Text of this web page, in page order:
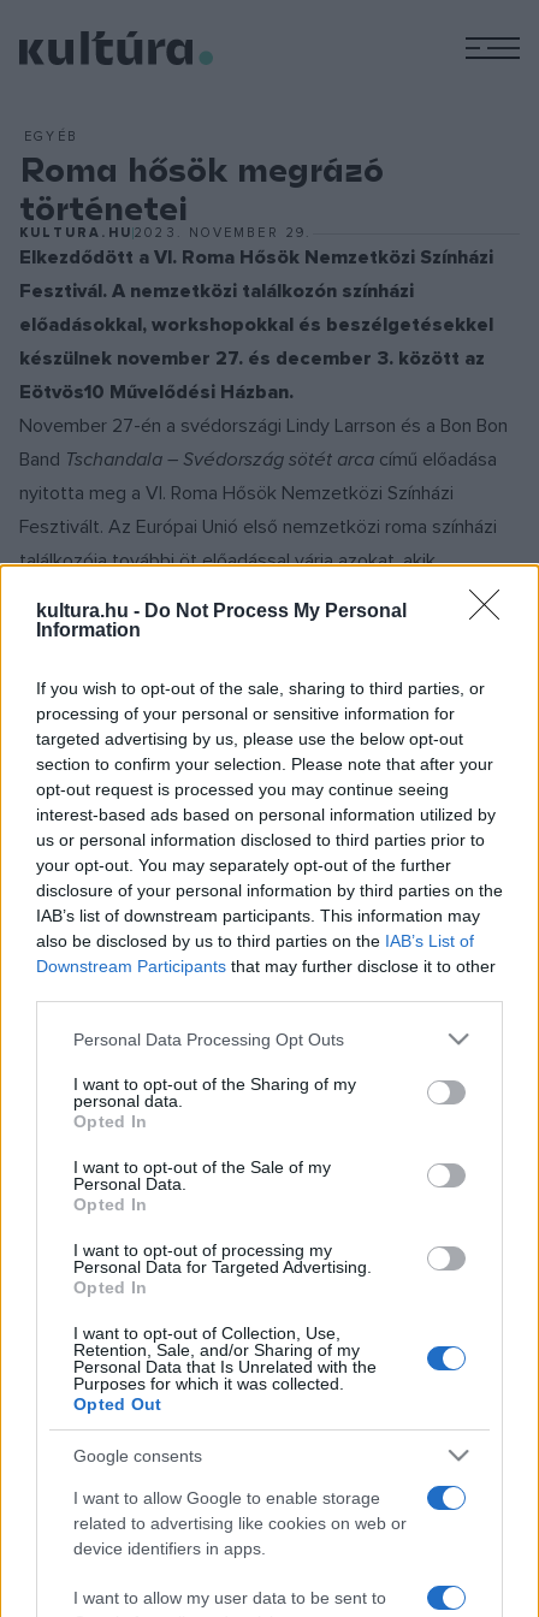
kultura.hu - Do Not Process My Personal
Information
If you wish to opt-out of the sale, sharing to third parties, or
processing of your personal or sensitive information for
targeted advertising by us, please use the below opt-out
section to confirm your selection. Please note that after your
opt-out request is processed you may continue seeing
interest-based ads based on personal information utilized by
us or personal information disclosed to third parties prior to
your opt-out. You may separately opt-out of the further
disclosure of your personal information by third parties on the
IAB’s list of downstream participants. This information may
also be disclosed by us to third parties on the IAB’s List of
Downstream Participants that may further disclose it to other
Please note that this website/app uses one or more Google
not limited to your visit or usage behaviour. You may click to
grant or deny consent to Google and its third-party tags to
use your data for below specified purposes in below Google
consent section.
Personal Data Processing Opt Outs
I want to opt-out of the Sharing of my
personal data.
Opted In
I want to opt-out of the Sale of my
Personal Data.
Opted In
I want to opt-out of processing my
Personal Data for Targeted Advertising.
Opted In
I want to opt-out of Collection, Use,
Retention, Sale, and/or Sharing of my
Personal Data that Is Unrelated with the
Purposes for which it was collected.
Opted Out
Google consents
I want to allow Google to enable storage
related to advertising like cookies on web or
device identifiers in apps.
I want to allow my user data to be sent to
EGYÉB
Roma hősök megrázó
történetei
KULTURA.HU 2023. NOVEMBER 29.
Elkezdődött a VI. Roma Hősök Nemzetközi Színházi
Fesztivál. A nemzetközi találkozón színházi
előadásokkal, workshopokkal és beszélgetésekkel
készülnek november 27. és december 3. között az
Eötvös10 Művelődési Házban.
November 27-én a svédországi Lindy Larrson és a Bon Bon
Band Tschandala – Svédország sötét arca című előadása
nyitotta meg a VI. Roma Hősök Nemzetközi Színházi
Fesztivált. Az Európai Unió első nemzetközi roma színházi
találkozója további öt előadással várja azokat, akik
szeretnének új világokat megismerni, és nem riadnak vissza
attól, hogy felülvizsgálják saját nézeteiket. Az előadásokat
Gryllus Dorka és Bari Jutka vezetésével.
Olasz, svéd, román és magyar produkciók mesélik el saját
történeteiket, hogy a tapasztalatok mentén meginduljon a
párbeszéd. A fesztivál idén a generációkat választotta
mottójául.
Az előadások között találunk generációs drámát a magyar
országépítőkről (Országépítők), tabudöntögető
beszélgetést a szexualitásról és a szüzesség mítoszáról
TikTokra kattanva) vagy akár a roma nők
Kisebbségek színházi (ön)reprezentációja
workshopon választ kaphatunk arra, hogyan érvényesíthetik
magukat a kisebbségek az Egyesült Államokban. Valóban
Az esemény regisztrációköteles.
A programokról bővebbenittolvashatnak.
A nyitóképen jelenet Lindy Larrson és a Bon Bon Band
Tschandala – Svédország sötét arcacímű előadásából.
Fotó: VI. Roma Hősök Nemzetközi Színházi Fesztivál